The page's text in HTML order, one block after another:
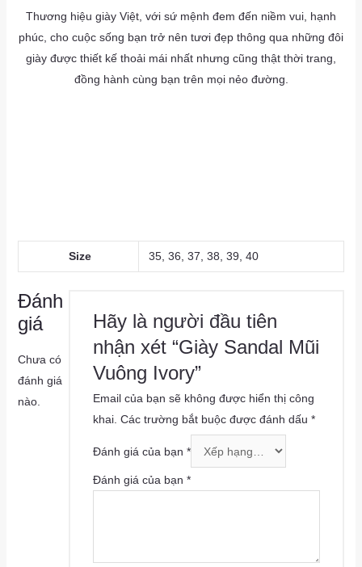
Thương hiệu giày Việt, với sứ mệnh đem đến niềm vui, hạnh
phúc, cho cuộc sống bạn trở nên tươi đẹp thông qua những đôi
giày được thiết kế thoải mái nhất nhưng cũng thật thời trang,
đồng hành cùng bạn trên mọi nẻo đường.
Size 35, 36, 37, 38, 39, 40
Đánh
giá
Chưa có
đánh giá
nào.
Hãy là người đầu tiên
nhận xét “Giày Sandal Mũi
Vuông Ivory”
Email của bạn sẽ không được hiển thị công
khai. Các trường bắt buộc được đánh dấu*
Đánh giá của bạn*
Đánh giá của bạn*